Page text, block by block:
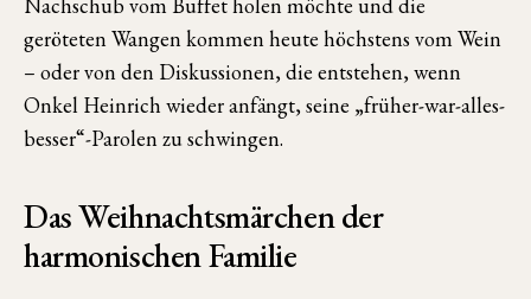
Nachschub vom Buffet holen möchte und die
geröteten Wangen kommen heute höchstens vom Wein
– oder von den Diskussionen, die entstehen, wenn
Onkel Heinrich wieder anfängt, seine „früher-war-alles-
besser“-Parolen zu schwingen.
Das Weihnachtsmärchen der
harmonischen Familie